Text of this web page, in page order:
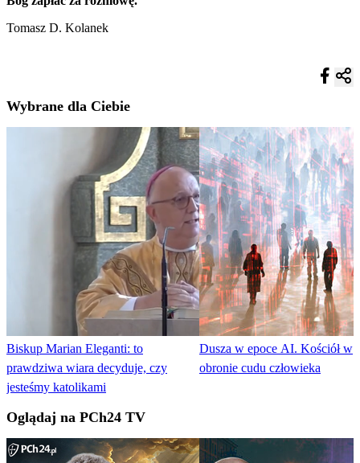
Tomasz D. Kolanek
Wybrane dla Ciebie
Biskup Marian Eleganti: to
prawdziwa wiara decyduje, czy
jesteśmy katolikami
Dusza w epoce AI. Kościół w
obronie cudu człowieka
Oglądaj na PCh24 TV